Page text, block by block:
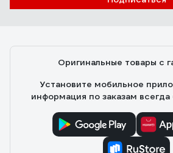
Оригинальные товары с
Установите мобильное
информация по заказам